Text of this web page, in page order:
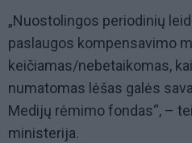
„Nuostolingos periodinių
paslaugos kompensavimo
keičiamas/nebetaikomas,
numatomas lėšas galės
Medijų rėmimo fondas“, –
ministerija.